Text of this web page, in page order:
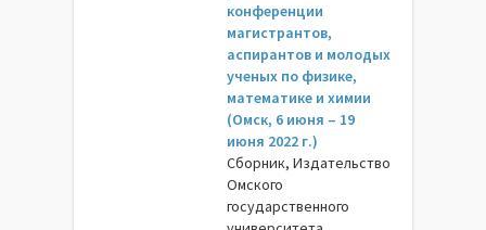
конференции
магистрантов,
аспирантов и молодых
ученых по физике,
математике и химии
(Омск, 6 июня – 19
июня 2022 г.)
Сборник, Издательство
Омского
государственного